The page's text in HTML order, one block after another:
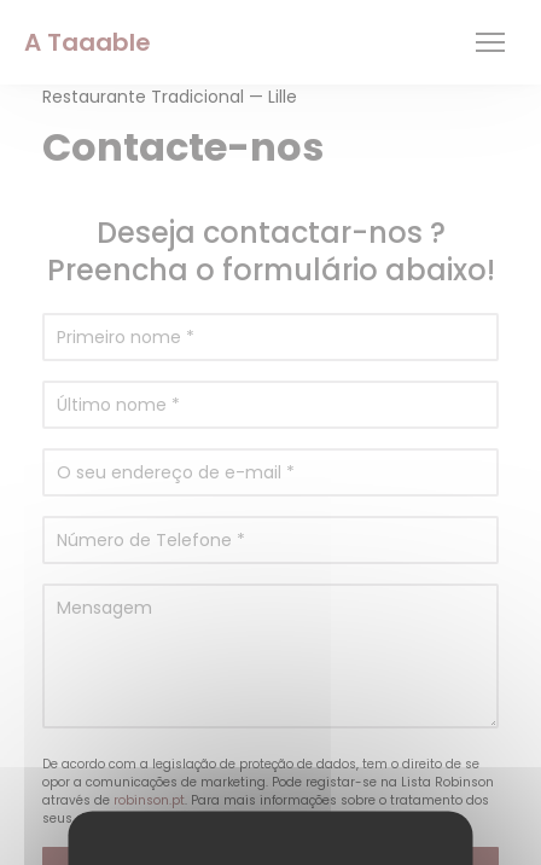
A Taaable
Restaurante Tradicional — Lille
Contacte-nos
Deseja contactar-nos ?
Preencha o formulário abaixo!
De acordo com a legislação de proteção de dados, tem o direito de se
opor a comunicações de marketing. Pode registar-se na Lista Robinson
através de robinson.pt. Para mais informações sobre o tratamento dos
seus dados, consulte a nossa